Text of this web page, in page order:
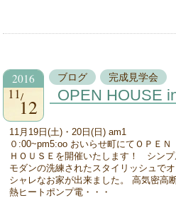
2016
11
12
ブログ 完成見学会
OPEN HOUSE
11月19日(土)・20日(日) am1
０:00~pm5:oo おいらせ町にてＯＰＥＮ
ＨＯＵＳＥを開催いたします！ シン
モダンの洗練されたスタイリッシュでオ
シャレなお家が出来ました。 高気密高
熱ヒートポンプ電・・・